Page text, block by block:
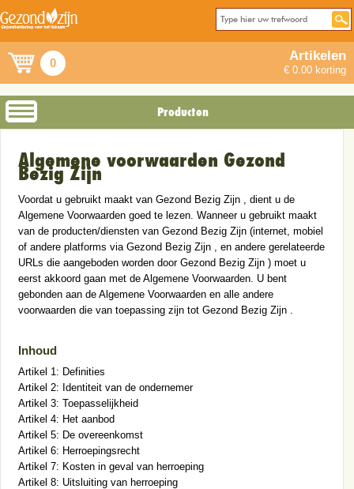
0 Artikelen
€ 0.00 korting
Producten
Algemene voorwaarden Gezond
Bezig Zijn
Voordat u gebruikt maakt van Gezond Bezig Zijn , dient u de
Algemene Voorwaarden goed te lezen. Wanneer u gebruikt maakt
van de producten/diensten van Gezond Bezig Zijn (internet, mobiel
of andere platforms via Gezond Bezig Zijn , en andere gerelateerde
URLs die aangeboden worden door Gezond Bezig Zijn ) moet u
eerst akkoord gaan met de Algemene Voorwaarden. U bent
gebonden aan de Algemene Voorwaarden en alle andere
voorwaarden die van toepassing zijn tot Gezond Bezig Zijn .
Inhoud
Artikel 1: Definities
Artikel 2: Identiteit van de ondernemer
Artikel 3: Toepasselijkheid
Artikel 4: Het aanbod
Artikel 5: De overeenkomst
Artikel 6: Herroepingsrecht
Artikel 7: Kosten in geval van herroeping
Artikel 8: Uitsluiting van herroeping